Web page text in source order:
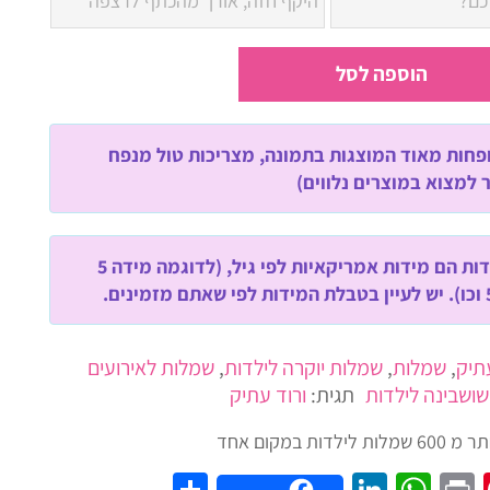
הוספה לסל
מאוד המוצגות בתמונה, מצריכות טול מנפח
במוצרים נלווים)
שימו לב! המידות הם מידות אמריקאיות לפי גיל, (לדוגמה מידה 5
,שמלות,שמלות יוקרה לילדות,שמלות לאירועים
לילדות תגית: ורוד עתיק